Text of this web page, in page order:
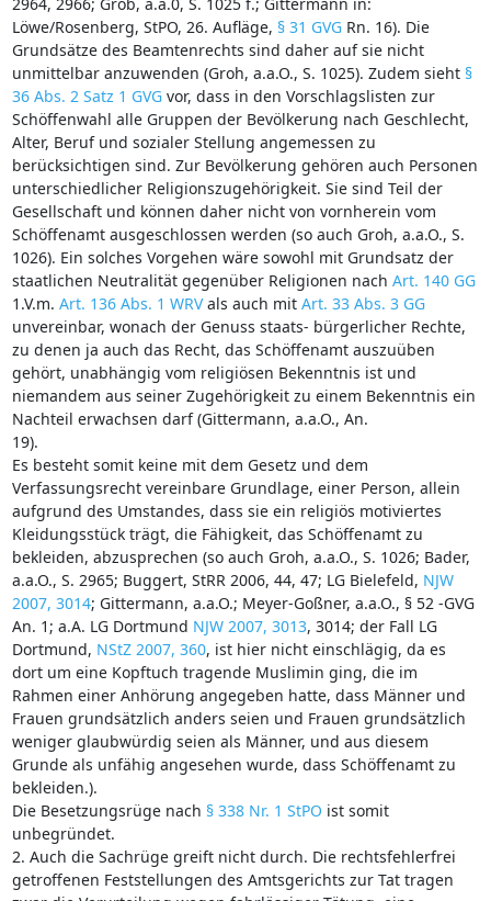
Löwe/Rosenberg, StPO, 26. Aufläge, § 31 GVGRn. 16). Die
Grundsätze des Beamtenrechts sind daher auf sie nicht
unmittelbar anzuwenden (Groh, a.a.O., S. 1025). Zudem sieht §
36 Abs. 2 Satz 1 GVGvor, dass in den Vorschlagslisten zur
Schöffenwahl alle Gruppen der Bevölkerung nach Geschlecht,
Alter, Beruf und sozialer Stellung angemessen zu
berücksichtigen sind. Zur Bevölkerung gehören auch Personen
unterschiedlicher Religionszugehörigkeit. Sie sind Teil der
Gesellschaft und können daher nicht von vornherein vom
Schöffenamt ausgeschlossen werden (so auch Groh, a.a.O., S.
1026). Ein solches Vorgehen wäre sowohl mit Grundsatz der
staatlichen Neutralität gegenüber Religionen nach Art. 140 GG
1.V.m. Art. 136 Abs. 1 WRVals auch mit Art. 33 Abs. 3 GG
unvereinbar, wonach der Genuss staats- bürgerlicher Rechte,
zu denen ja auch das Recht, das Schöffenamt auszuüben
gehört, unabhängig vom religiösen Bekenntnis ist und
niemandem aus seiner Zugehörigkeit zu einem Bekenntnis ein
Nachteil erwachsen darf (Gittermann, a.a.O., An.
19).
Es besteht somit keine mit dem Gesetz und dem
Verfassungsrecht vereinbare Grundlage, einer Person, allein
aufgrund des Umstandes, dass sie ein religiös motiviertes
Kleidungsstück trägt, die Fähigkeit, das Schöffenamt zu
bekleiden, abzusprechen (so auch Groh, a.a.O., S. 1026; Bader,
a.a.O., S. 2965; Buggert, StRR 2006, 44, 47; LG Bielefeld, NJW
2007, 3014; Gittermann, a.a.O.; Meyer-Goßner, a.a.O., § 52 -GVG
An. 1; a.A. LG Dortmund NJW 2007, 3013, 3014; der Fall LG
Dortmund, NStZ 2007, 360, ist hier nicht einschlägig, da es
dort um eine Kopftuch tragende Muslimin ging, die im
Rahmen einer Anhörung angegeben hatte, dass Männer und
Frauen grundsätzlich anders seien und Frauen grundsätzlich
weniger glaubwürdig seien als Männer, und aus diesem
Grunde als unfähig angesehen wurde, dass Schöffenamt zu
bekleiden.).
Die Besetzungsrüge nach § 338 Nr. 1 StPO ist somit
unbegründet.
2. Auch die Sachrüge greift nicht durch. Die rechtsfehlerfrei
getroffenen Feststellungen des Amtsgerichts zur Tat tragen